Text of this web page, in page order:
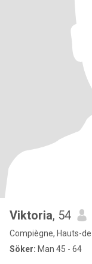
Viktoria, 54
Compiègne, Hauts-
Söker: Man 45 - 64